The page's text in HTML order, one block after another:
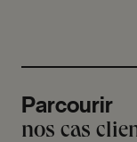
Parcourir
nos cas